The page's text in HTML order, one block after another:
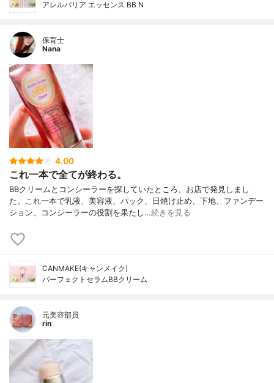
アレルバリア エッセンス BB N
保育士
Nana
4.00
これ一本で全てが終わる。
BBクリームとコンシーラーを探していたところ、お店で発見しまし
た。これ一本で乳液、美容液、パック、日焼け止め、下地、ファンデー
ション、コンシーラーの役割を果たし…続きを見る
CANMAKE(キャンメイク)
パーフェクトセラムBBクリーム
元美容部員
rin